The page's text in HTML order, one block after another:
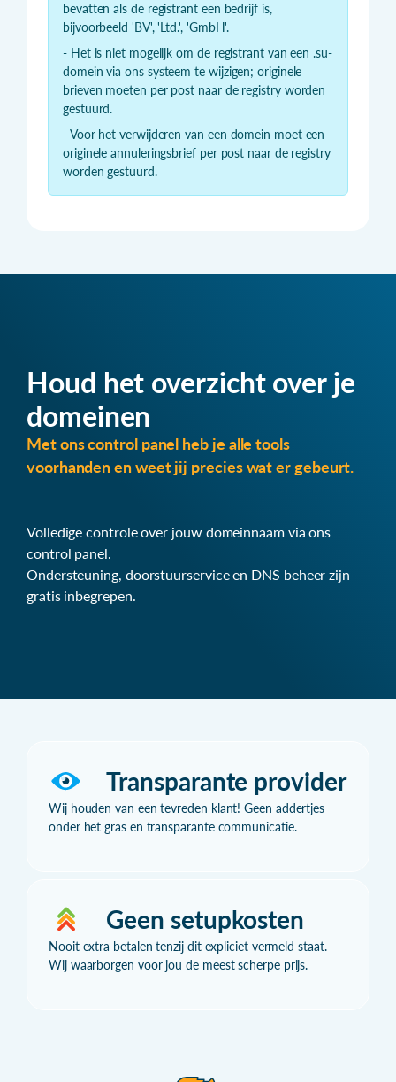
bevatten als de registrant een bedrijf is,
bijvoorbeeld 'BV', 'Ltd.', 'GmbH'.
- Het is niet mogelijk om de registrant van een .su-
domein via ons systeem te wijzigen; originele
brieven moeten per post naar de registry worden
gestuurd.
- Voor het verwijderen van een domein moet een
originele annuleringsbrief per post naar de registry
worden gestuurd.
Houd het overzicht over je
domeinen
Met ons control panel heb je alle tools
voorhanden en weet jij precies wat er gebeurt.
Volledige controle over jouw domeinnaam via ons
control panel.
Ondersteuning, doorstuurservice en DNS beheer zijn
gratis inbegrepen.
Transparante provider
Wij houden van een tevreden klant! Geen addertjes
onder het gras en transparante communicatie.
Geen setupkosten
Nooit extra betalen tenzij dit expliciet vermeld staat.
Wij waarborgen voor jou de meest scherpe prijs.